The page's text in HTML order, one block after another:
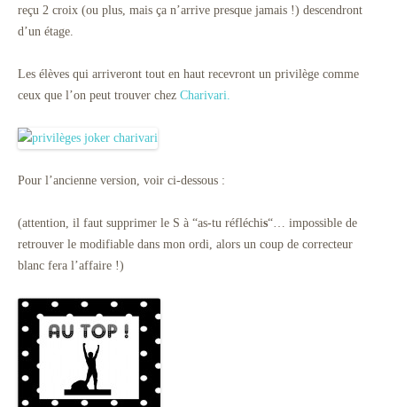
reçu 2 croix (ou plus, mais ça n’arrive presque jamais !) descendront
d’un étage.
Les élèves qui arriveront tout en haut recevront un privilège comme
ceux que l’on peut trouver chez Charivari.
Pour l’ancienne version, voir ci-dessous :
(attention, il faut supprimer le S à “as-tu réfléchis“… impossible de
retrouver le modifiable dans mon ordi, alors un coup de correcteur
blanc fera l’affaire !)